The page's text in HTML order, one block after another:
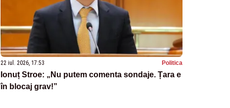
22 iul. 2026, 17:53 Politica
Ionuț Stroe: „Nu putem comenta sondaje. Țara e
în blocaj grav!”